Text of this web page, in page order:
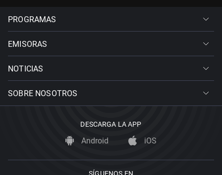
PROGRAMAS
EMISORAS
NOTICIAS
SOBRE NOSOTROS
DESCARGA LA APP
Android iOS